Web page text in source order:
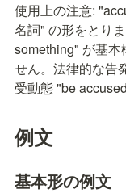
使用上の注意:
名詞" の形をとり
something" が基本
せん。法律的な告
受動態 "be
例文
基本形の例文